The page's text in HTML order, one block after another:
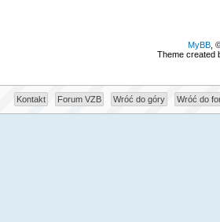
MyBB,
Theme created
Kontakt Forum VZB Wróć do góry Wróć do